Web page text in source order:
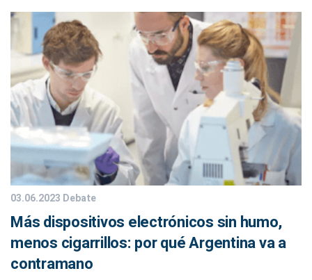
03.06.2023 Debate
Más dispositivos electrónicos sin humo,
menos cigarrillos: por qué Argentina va a
contramano